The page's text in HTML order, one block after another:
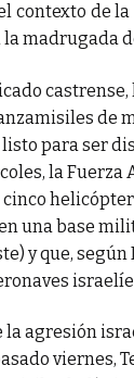
contexto de
madrugada
de
para ser
la Fuerza
una base
y que,
la agresión
viernes,